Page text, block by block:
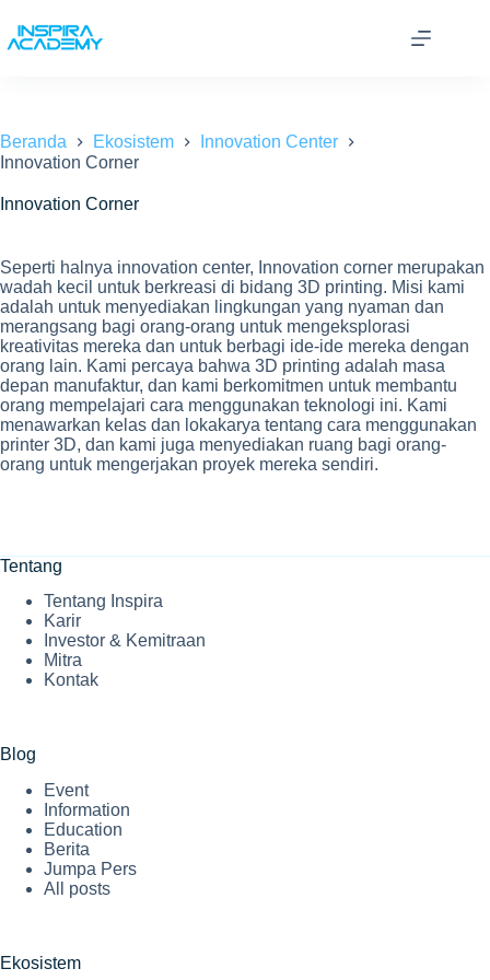
content
Beranda Ekosistem
Innovation Center
Innovation Corner
Innovation Corner
Seperti halnya innovation center, Innovation corner merupakan
wadah kecil untuk berkreasi di bidang 3D printing. Misi kami
adalah untuk menyediakan lingkungan yang nyaman dan
merangsang bagi orang-orang untuk mengeksplorasi
kreativitas mereka dan untuk berbagi ide-ide mereka dengan
orang lain. Kami percaya bahwa 3D printing adalah masa
depan manufaktur, dan kami berkomitmen untuk membantu
orang mempelajari cara menggunakan teknologi ini. Kami
menawarkan kelas dan lokakarya tentang cara menggunakan
printer 3D, dan kami juga menyediakan ruang bagi orang-
orang untuk mengerjakan proyek mereka sendiri.
Tentang
Tentang Inspira
Karir
Investor & Kemitraan
Mitra
Kontak
Blog
Event
Information
Education
Berita
Jumpa Pers
All posts
Ekosistem